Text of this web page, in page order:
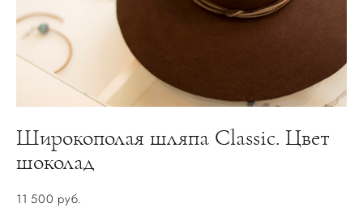
Широкополая шляпа Classic. Цвет
шоколад
11 500 pуб.